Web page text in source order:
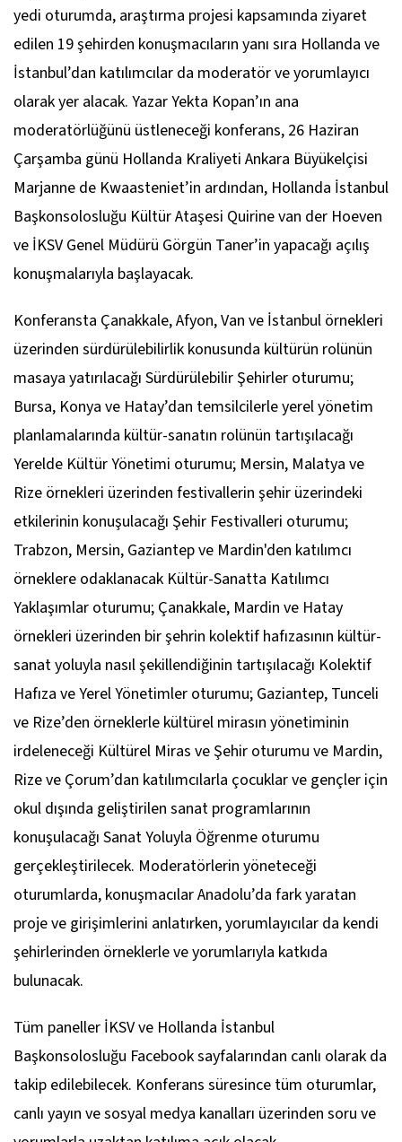
yedi oturumda, araştırma projesi kapsamında ziyaret
edilen 19 şehirden konuşmacıların yanı sıra Hollanda ve
İstanbul’dan katılımcılar da moderatör ve yorumlayıcı
olarak yer alacak. Yazar Yekta Kopan’ın ana
moderatörlüğünü üstleneceği konferans, 26 Haziran
Çarşamba günü Hollanda Kraliyeti Ankara Büyükelçisi
Marjanne de Kwaasteniet’in ardından, Hollanda İstanbul
Başkonsolosluğu Kültür Ataşesi Quirine van der Hoeven
ve İKSV Genel Müdürü Görgün Taner’in yapacağı açılış
konuşmalarıyla başlayacak.
Konferansta Çanakkale, Afyon, Van ve İstanbul örnekleri
üzerinden sürdürülebilirlik konusunda kültürün rolünün
masaya yatırılacağı Sürdürülebilir Şehirler oturumu;
Bursa, Konya ve Hatay’dan temsilcilerle yerel yönetim
planlamalarında kültür-sanatın rolünün tartışılacağı
Yerelde Kültür Yönetimi oturumu; Mersin, Malatya ve
Rize örnekleri üzerinden festivallerin şehir üzerindeki
etkilerinin konuşulacağı Şehir Festivalleri oturumu;
Trabzon, Mersin, Gaziantep ve Mardin'den katılımcı
örneklere odaklanacak Kültür-Sanatta Katılımcı
Yaklaşımlar oturumu; Çanakkale, Mardin ve Hatay
örnekleri üzerinden bir şehrin kolektif hafızasının kültür-
sanat yoluyla nasıl şekillendiğinin tartışılacağı Kolektif
Hafıza ve Yerel Yönetimler oturumu; Gaziantep, Tunceli
ve Rize’den örneklerle kültürel mirasın yönetiminin
irdeleneceği Kültürel Miras ve Şehir oturumu ve Mardin,
Rize ve Çorum’dan katılımcılarla çocuklar ve gençler için
okul dışında geliştirilen sanat programlarının
konuşulacağı Sanat Yoluyla Öğrenme oturumu
gerçekleştirilecek. Moderatörlerin yöneteceği
oturumlarda, konuşmacılar Anadolu’da fark yaratan
proje ve girişimlerini anlatırken, yorumlayıcılar da kendi
şehirlerinden örneklerle ve yorumlarıyla katkıda
bulunacak.
Tüm paneller İKSV ve Hollanda İstanbul
Başkonsolosluğu Facebook sayfalarından canlı olarak da
takip edilebilecek. Konferans süresince tüm oturumlar,
canlı yayın ve sosyal medya kanalları üzerinden soru ve